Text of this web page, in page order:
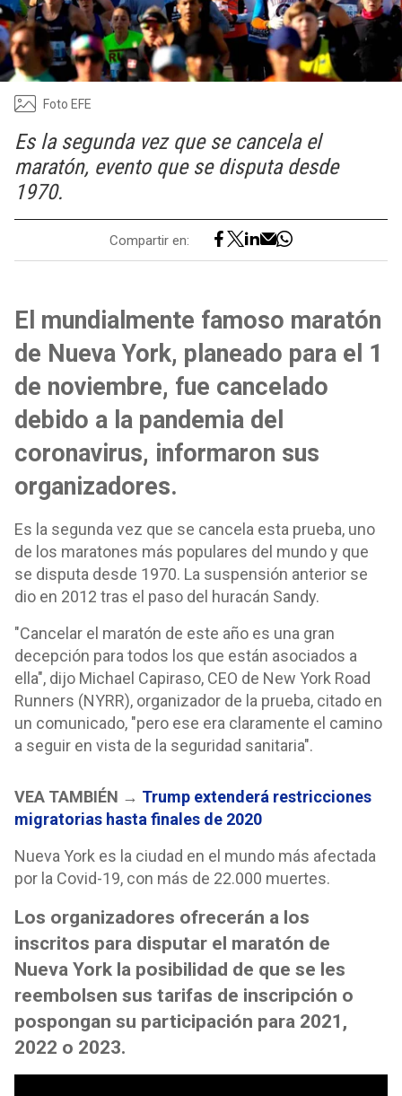
Foto EFE
Es la segunda vez que se cancela el
maratón, evento que se disputa desde
1970.
Compartir en:
El mundialmente famoso maratón
de Nueva York, planeado para el 1
de noviembre, fue cancelado
debido a la pandemia del
coronavirus, informaron sus
organizadores.
Es la segunda vez que se cancela esta prueba, uno
de los maratones más populares del mundo y que
se disputa desde 1970. La suspensión anterior se
dio en 2012 tras el paso del huracán Sandy.
"Cancelar el maratón de este año es una gran
decepción para todos los que están asociados a
ella", dijo Michael Capiraso, CEO de New York Road
Runners (NYRR), organizador de la prueba, citado en
un comunicado, "pero ese era claramente el camino
a seguir en vista de la seguridad sanitaria".
VEA TAMBIÉN → Trump extenderá restricciones
migratorias hasta finales de 2020
Nueva York es la ciudad en el mundo más afectada
por la Covid-19, con más de 22.000 muertes.
Los organizadores ofrecerán a los
inscritos para disputar el maratón de
Nueva York la posibilidad de que se les
reembolsen sus tarifas de inscripción o
pospongan su participación para 2021,
2022 o 2023.